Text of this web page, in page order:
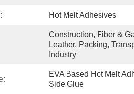
Hot Melt Adhesives
Construction, Fiber &
Leather, Packing,
Industry
EVA Based Hot Melt
Side Glue